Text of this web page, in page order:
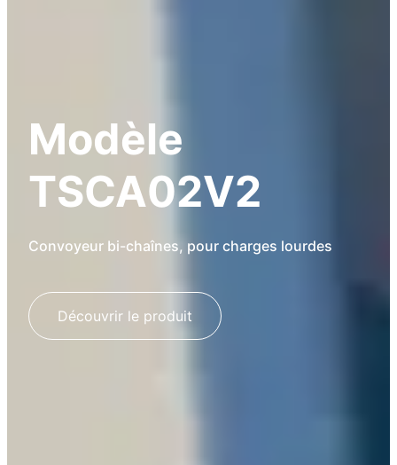
Modèle
TSCA02V2
Convoyeur bi-chaînes, pour charges lourdes
Découvrir le produit